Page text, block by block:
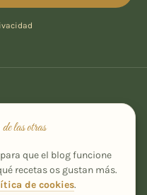
de las otras
que el blog funcione
recetas os gustan más.
de cookies.
especial, desde Ourense